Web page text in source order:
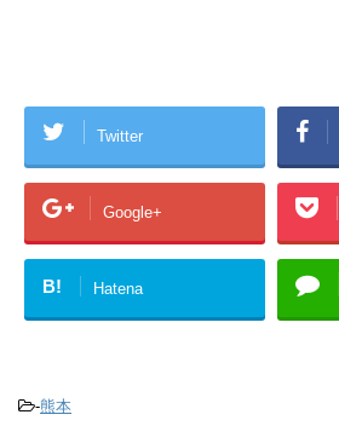
Twitter
Google+
B! Hatena
-熊本